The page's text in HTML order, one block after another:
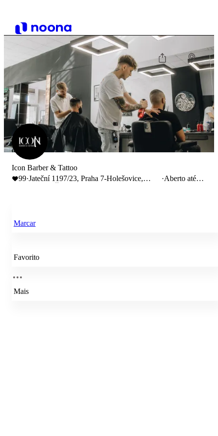
Icon Barber & Tattoo
99·Jateční 1197/23, Praha 7-Holešovice,
·Aberto até
Marcar
Favorito
Mais